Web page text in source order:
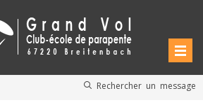
Rechercher un message